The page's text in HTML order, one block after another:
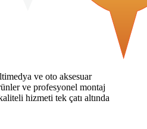
ve oto aksesuar
ve profesyonel montaj
hizmeti tek çatı altında